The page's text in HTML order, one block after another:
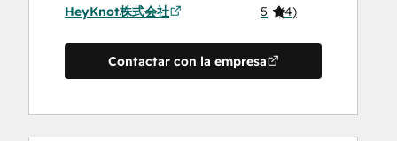
HeyKnot株式会社 5 (4)
Contactar con la empresa